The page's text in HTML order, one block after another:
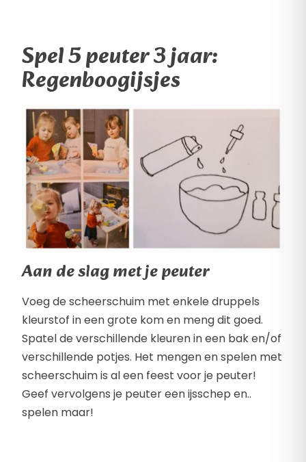
Spel 5 peuter 3 jaar:
Regenboogijsjes
Aan de slag met je peuter
Voeg de scheerschuim met enkele druppels
kleurstof in een grote kom en meng dit goed.
Spatel de verschillende kleuren in een bak en/of
verschillende potjes. Het mengen en spelen met
scheerschuim is al een feest voor je peuter!
Geef vervolgens je peuter een ijsschep en..
spelen maar!